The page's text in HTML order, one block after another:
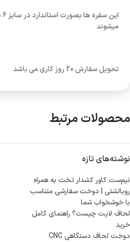
میشوند
تحویل سفارش 20 روز کاری می باشد
محصولات مرتبط
نوشته‌های تازه
نیم‌ست کاور کشدار تخت به همراه
روبالشتی | دوخت سفارشی متناسب
با خوشخواب شما
لحاف لایت چیست؟ راهنمای کامل
خرید
دوخت لحاف دستگاهی CNC